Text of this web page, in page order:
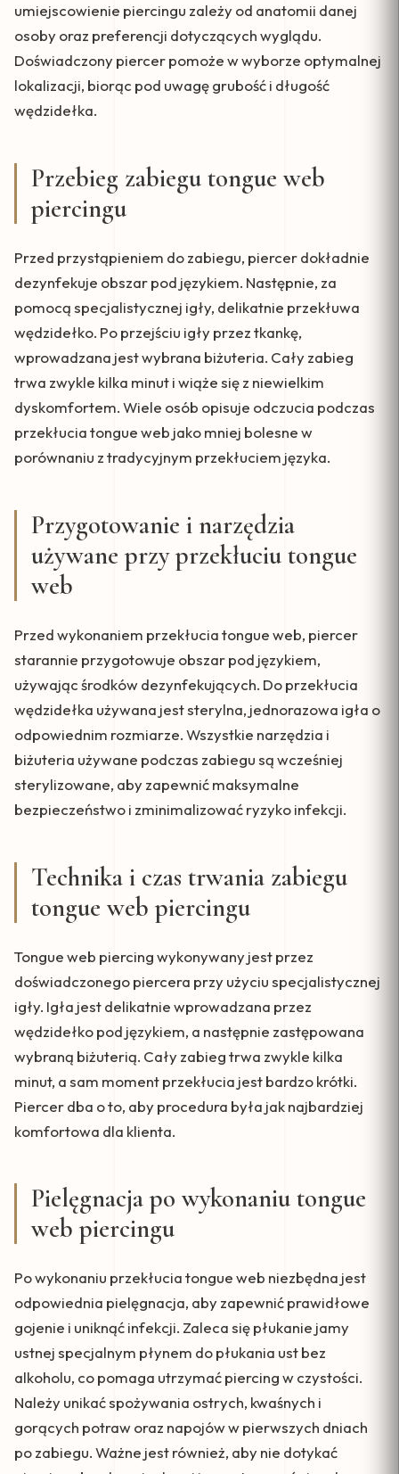
umiejscowienie piercingu zależy od anatomii danej
osoby oraz preferencji dotyczących wyglądu.
Doświadczony piercer pomoże w wyborze optymalnej
lokalizacji, biorąc pod uwagę grubość i długość
wędzidełka.
Przebieg zabiegu tongue web
piercingu
Przed przystąpieniem do zabiegu, piercer dokładnie
dezynfekuje obszar pod językiem. Następnie, za
pomocą specjalistycznej igły, delikatnie przekłuwa
wędzidełko. Po przejściu igły przez tkankę,
wprowadzana jest wybrana biżuteria. Cały zabieg
trwa zwykle kilka minut i wiąże się z niewielkim
dyskomfortem. Wiele osób opisuje odczucia podczas
przekłucia tongue web jako mniej bolesne w
porównaniu z tradycyjnym przekłuciem języka.
Przygotowanie i narzędzia
używane przy przekłuciu tongue
web
Przed wykonaniem przekłucia tongue web, piercer
starannie przygotowuje obszar pod językiem,
używając środków dezynfekujących. Do przekłucia
wędzidełka używana jest sterylna, jednorazowa igła o
odpowiednim rozmiarze. Wszystkie narzędzia i
biżuteria używane podczas zabiegu są wcześniej
sterylizowane, aby zapewnić maksymalne
bezpieczeństwo i zminimalizować ryzyko infekcji.
Technika i czas trwania zabiegu
tongue web piercingu
Tongue web piercing wykonywany jest przez
doświadczonego piercera przy użyciu specjalistycznej
igły. Igła jest delikatnie wprowadzana przez
wędzidełko pod językiem, a następnie zastępowana
wybraną biżuterią. Cały zabieg trwa zwykle kilka
minut, a sam moment przekłucia jest bardzo krótki.
Piercer dba o to, aby procedura była jak najbardziej
komfortowa dla klienta.
Pielęgnacja po wykonaniu tongue
web piercingu
Po wykonaniu przekłucia tongue web niezbędna jest
odpowiednia pielęgnacja, aby zapewnić prawidłowe
gojenie i uniknąć infekcji. Zaleca się płukanie jamy
ustnej specjalnym płynem do płukania ust bez
alkoholu, co pomaga utrzymać piercing w czystości.
Należy unikać spożywania ostrych, kwaśnych i
gorących potraw oraz napojów w pierwszych dniach
po zabiegu. Ważne jest również, aby nie dotykać